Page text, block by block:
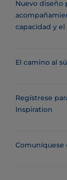
Nuevo diseño
capacidad y
El camino al
Regístrese
Inspiration
Comuníquese